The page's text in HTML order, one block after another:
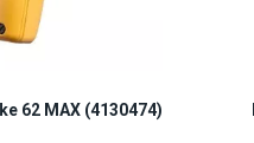
62 MAX (4130474)